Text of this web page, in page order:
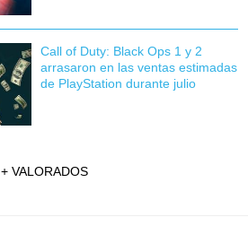
Call of Duty: Black Ops 1 y 2
arrasaron en las ventas estimadas
de PlayStation durante julio
+ VALORADOS